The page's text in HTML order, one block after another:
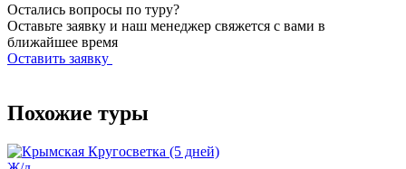
Остались вопросы по туру?
Оставьте заявку и наш менеджер свяжется с вами в
ближайшее время
Оставить заявку
Похожие туры